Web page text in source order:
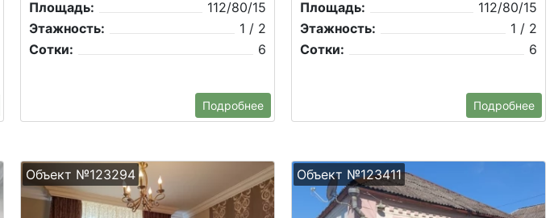
Площадь:
112/80/15
Этажность:
1 / 2
Сотки:
6
Подробнее
Площадь:
112/80/15
Этажность:
1 / 2
Сотки:
6
Подробнее
Объект №123294 Объект №123411